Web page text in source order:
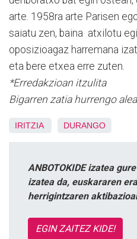
arte. 1958ra arte Parisen
saiatu zen, baina atxilotu
oposizioagaz harremana
eta bere etxea erre zuten.
*Erredakzioan itzulita
Bigarren zatia hurrengo
IRITZIA DURANGO
ANBOTOKIDE izatea
izatea da, euskararen
herrigintzaren
EGIN ZAITEZ KIDE!